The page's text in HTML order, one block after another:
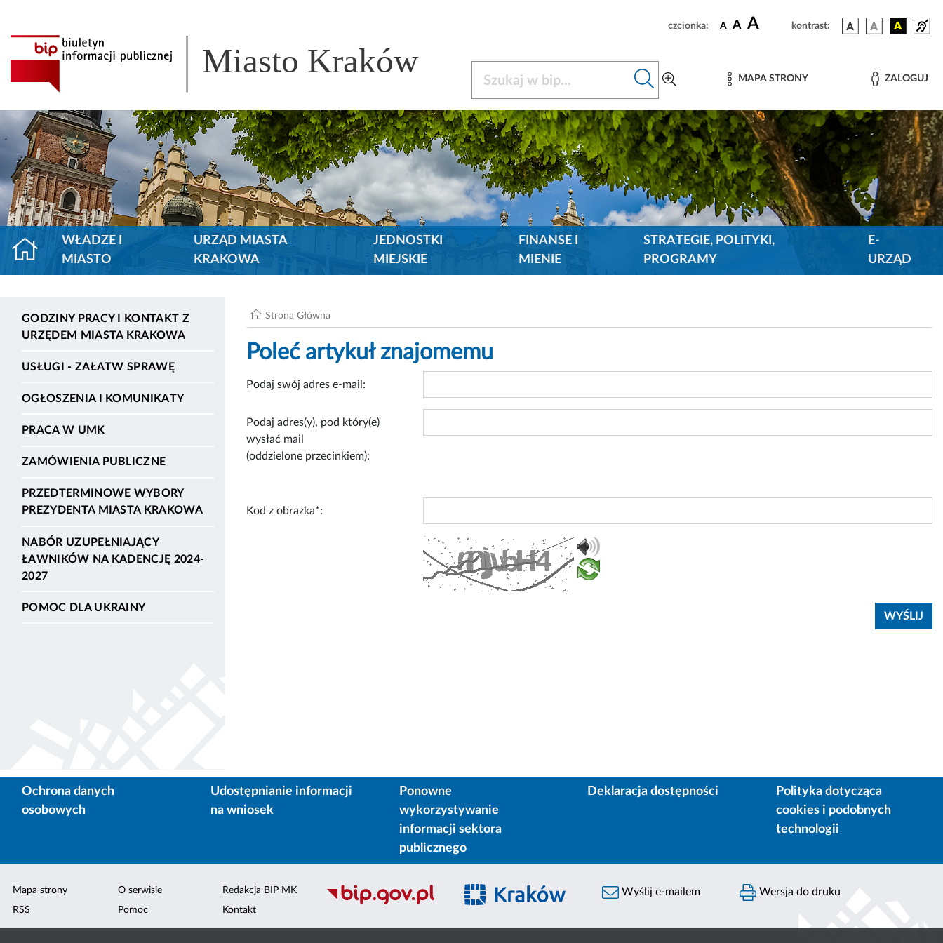
czcionka: A A A kontrast:
Miasto Kraków MAPA STRONY ZALOGUJ
WŁADZE I
MIASTO
URZĄD MIASTA
KRAKOWA
JEDNOSTKI
MIEJSKIE
FINANSE I
MIENIE
STRATEGIE, POLITYKI,
PROGRAMY
E-
URZĄD
GODZINY PRACY I KONTAKT Z
URZĘDEM MIASTA KRAKOWA
USŁUGI - ZAŁATW SPRAWĘ
OGŁOSZENIA I KOMUNIKATY
PRACA W UMK
ZAMÓWIENIA PUBLICZNE
PRZEDTERMINOWE WYBORY
PREZYDENTA MIASTA KRAKOWA
NABÓR UZUPEŁNIAJĄCY
ŁAWNIKÓW NA KADENCJĘ 2024-
2027
POMOC DLA UKRAINY
Strona Główna
Poleć artykuł znajomemu
Podaj swój adres e-mail:
Podaj adres(y), pod który(e)
wysłać mail
(oddzielone przecinkiem):
Kod z obrazka*:
Ochrona danych
osobowych
Udostępnianie informacji
na wniosek
Ponowne
wykorzystywanie
informacji sektora
publicznego
Deklaracja dostępności
Polityka dotycząca
cookies i podobnych
technologii
Mapa strony
RSS
O serwisie
Pomoc
Redakcja BIP MK
Kontakt
Wyślij e-mailem Wersja do druku